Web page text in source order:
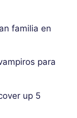
familia en
para
up 5